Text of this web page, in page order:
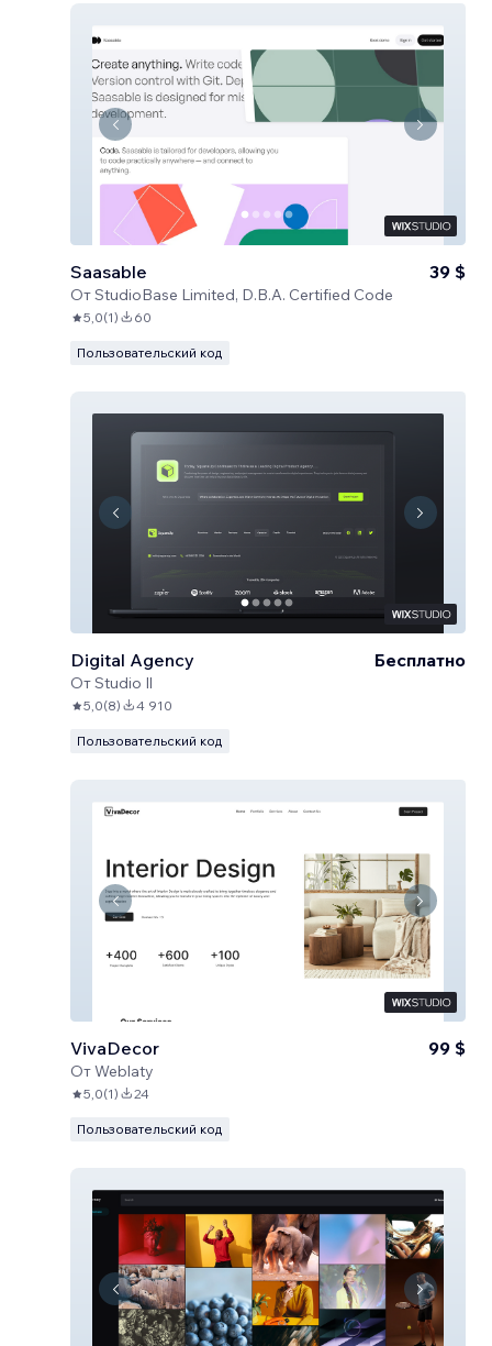
Saasable
ОтStudioBase Limited, D.B.A. Certified Code
39 $
5,0(1) 60
Пользовательский код
Digital Agency
ОтStudio Il
Бесплатно
5,0(8) 4 910
Пользовательский код
VivaDecor
ОтWeblaty
99 $
5,0(1) 24
Пользовательский код